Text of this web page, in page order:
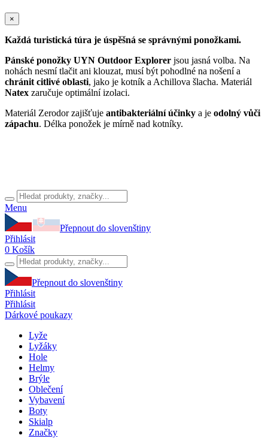
×
Každá turistická túra je úspěšná se správnými ponožkami.
Pánské ponožky UYN Outdoor Explorer jsou jasná volba. Na
nohách nesmí tlačit ani klouzat, musí být pohodlné na nošení a
chránit citlivé oblasti, jako je kotník a Achillova šlacha. Materiál
Natex zaručuje optimální izolaci.
Materiál Zerodor zajišťuje antibakteriální účinky a je odolný vůči
zápachu. Délka ponožek je mírně nad kotníky.
Menu
Přepnout do slovenštiny
Přihlásit
0 Košík
Přepnout do slovenštiny
Přihlásit
Přihlásit
Dárkové poukazy
Lyže
Lyžáky
Hole
Helmy
Brýle
Oblečení
Vybavení
Boty
Skialp
Značky